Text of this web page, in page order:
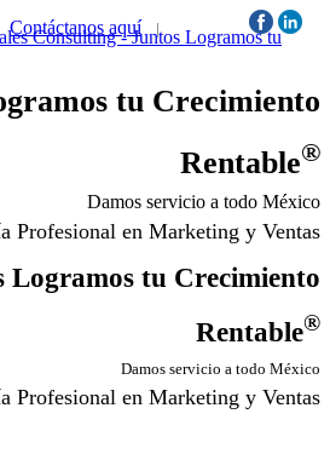
Contáctanos aquí | Síguenos:
tu Crecimiento
Rentable®
Damos servicio a todo México
Profesional en Marketing y Ventas
Logramos tu Crecimiento
Rentable®
Damos servicio a todo México
Profesional en Marketing y Ventas